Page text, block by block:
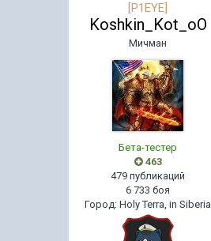
[P1EYE]
Koshkin_Kot_oO
Мичман
Бета-тестер
463
479 публикаций
6 733 боя
Город:Holy Terra, in Siberia